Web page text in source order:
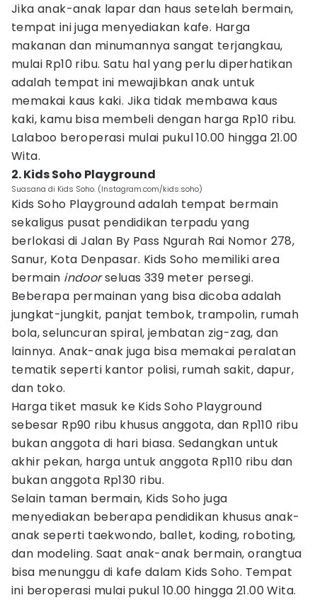
Jika anak-anak lapar dan haus setelah bermain,
tempat ini juga menyediakan kafe. Harga
makanan dan minumannya sangat terjangkau,
mulai Rp10 ribu. Satu hal yang perlu diperhatikan
adalah tempat ini mewajibkan anak untuk
memakai kaus kaki. Jika tidak membawa kaus
kaki, kamu bisa membeli dengan harga Rp10 ribu.
Lalaboo beroperasi mulai pukul 10.00 hingga 21.00
Wita.
2. Kids Soho Playground
Suasana di Kids Soho. (Instagram.com/kids.soho)
Kids Soho Playground adalah tempat bermain
sekaligus pusat pendidikan terpadu yang
berlokasi di Jalan By Pass Ngurah Rai Nomor 278,
Sanur, Kota Denpasar. Kids Soho memiliki area
bermain indoorseluas 339 meter persegi.
Beberapa permainan yang bisa dicoba adalah
jungkat-jungkit, panjat tembok, trampolin, rumah
bola, seluncuran spiral, jembatan zig-zag, dan
lainnya. Anak-anak juga bisa memakai peralatan
tematik seperti kantor polisi, rumah sakit, dapur,
dan toko.
Harga tiket masuk ke Kids Soho Playground
sebesar Rp90 ribu khusus anggota, dan Rp110 ribu
bukan anggota di hari biasa. Sedangkan untuk
akhir pekan, harga untuk anggota Rp110 ribu dan
bukan anggota Rp130 ribu.
Selain taman bermain, Kids Soho juga
menyediakan beberapa pendidikan khusus anak-
anak seperti taekwondo, ballet, koding, roboting,
dan modeling. Saat anak-anak bermain, orangtua
bisa menunggu di kafe dalam Kids Soho. Tempat
ini beroperasi mulai pukul 10.00 hingga 21.00 Wita.